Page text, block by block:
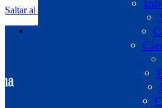
Saltar al contenido principal Saltar al